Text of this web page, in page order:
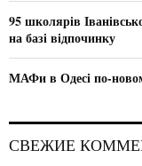
95 школярів
на базі відпочинку
МАФи в Одесі по-
СВЕЖИЕ